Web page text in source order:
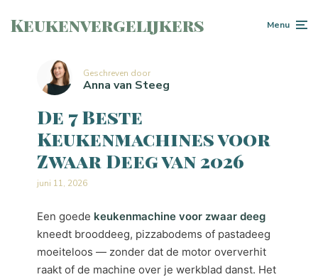
Keukenvergelijkers Menu
Geschreven door
Anna van Steeg
De 7 Beste
Keukenmachines voor
Zwaar Deeg van 2026
juni 11, 2026
Een goede keukenmachine voor zwaar deeg
kneedt brooddeeg, pizzabodems of pastadeeg
moeiteloos — zonder dat de motor oververhit
raakt of de machine over je werkblad danst. Het